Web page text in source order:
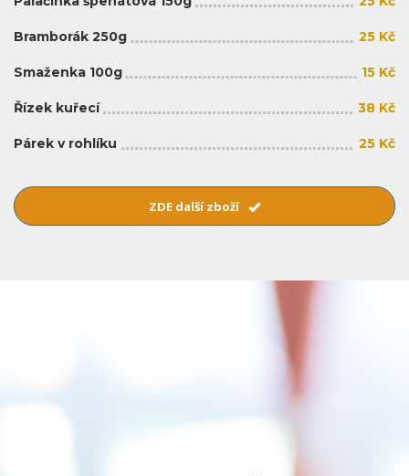
Bramborák 250g 25 Kč
Smaženka 100g 15 Kč
Řízek kuřecí 38 Kč
Párek v rohlíku 25 Kč
ZDE další zboží